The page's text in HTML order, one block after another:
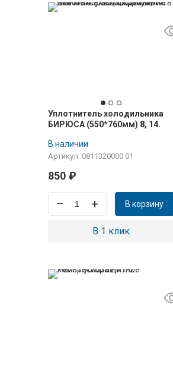
Уплотнитель холодильника
БИРЮСА (550*760мм) 8, 14.
паз
В наличии
Артикул: 0811320000 01
850 ₽
– + В корзину
В 1 клик